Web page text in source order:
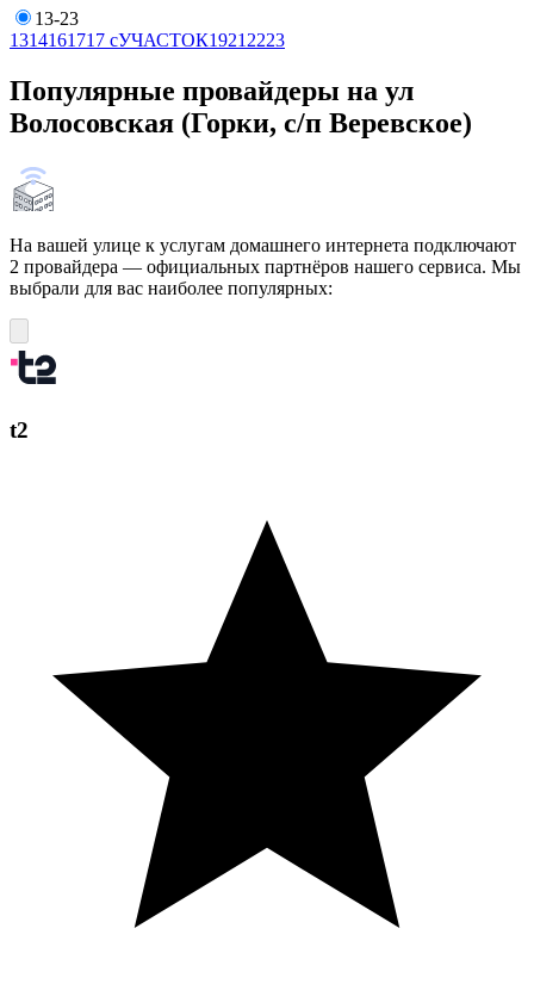
13-23
1314161717 сУЧАСТОК1921 2223
Популярные провайдеры на ул
Волосовская (Горки, с/п Веревское)
На вашей улице к услугам домашнего интернета подключают
2 провайдера — официальных партнёров нашего сервиса. Мы
выбрали для вас наиболее популярных:
t2